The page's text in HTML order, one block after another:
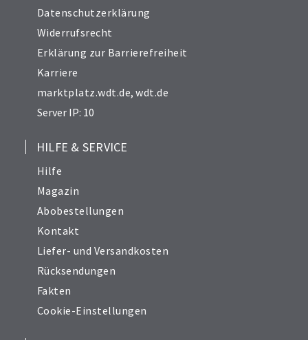
Datenschutzerklärung
Widerrufsrecht
Erklärung zur Barrierefreiheit
Karriere
marktplatz.wdt.de,wdt.de
Server IP: 10
HILFE & SERVICE
Hilfe
Magazin
Abobestellungen
Kontakt
Liefer- und Versandkosten
Rücksendungen
Fakten
Cookie-Einstellungen